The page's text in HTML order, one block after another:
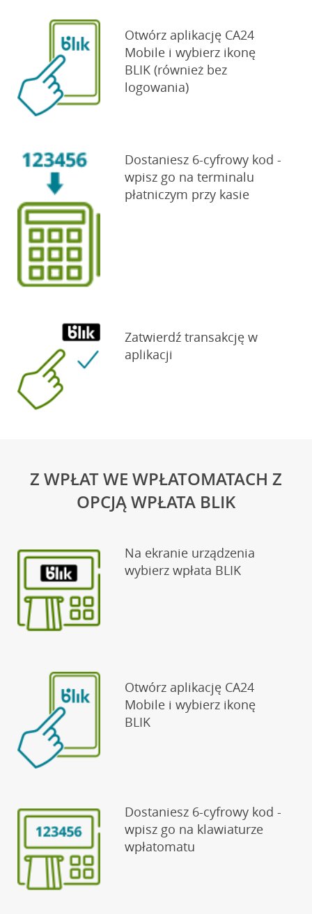
Otwórz aplikację CA24
Mobile i wybierz ikonę
BLIK (również bez
logowania)
Dostaniesz 6-cyfrowy kod -
wpisz go na terminalu
płatniczym przy kasie
Zatwierdź transakcję w
aplikacji
Z WPŁAT WE WPŁATOMATACH Z
OPCJĄ WPŁATA BLIK
Na ekranie urządzenia
wybierz wpłata BLIK
Otwórz aplikację CA24
Mobile i wybierz ikonę
BLIK
Dostaniesz 6-cyfrowy kod -
wpisz go na klawiaturze
wpłatomatu